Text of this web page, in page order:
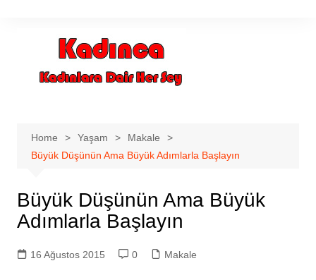
Home Yaşam
Makale
Büyük Düşünün Ama Büyük Adımlarla Başlayın
Büyük Düşünün Ama Büyük
Adımlarla Başlayın
16 Ağustos 2015 0 Makale